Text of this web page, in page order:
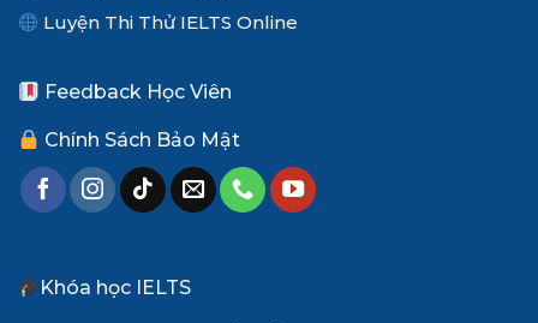
Luyện Thi Thử IELTS Online
Feedback Học Viên
Chính Sách Bảo Mật
Khóa học IELTS